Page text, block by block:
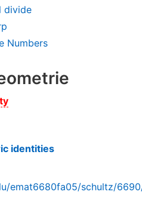
divide
Numbers
identities
emat6680fa05/schultz/